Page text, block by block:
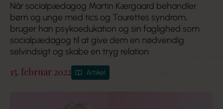
Når socialpædagog Martin Kærgaard behandler
børn og unge med tics og Tourettes syndrom,
bruger han psykoedukation og sin faglighed som
socialpædagog til at give dem en nødvendig
selvindsigt og skabe en tryg relation
15. februar 2022 Artikel